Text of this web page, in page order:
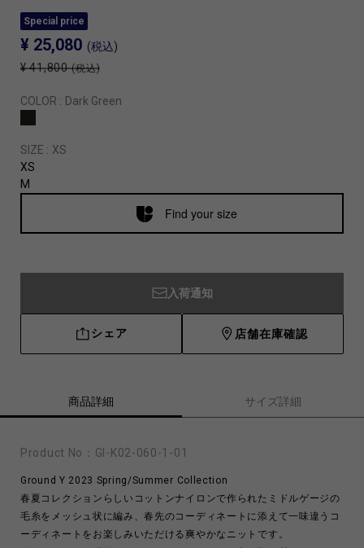
Special price
¥ 25,080 (税込)
¥ 41,800 (税込)
COLOR : Dark Green
SIZE : XS
XS
M
Find your size
入荷通知
シェア 店舗在庫確認
商品詳細 サイズ詳細
Product No： GI-K02-060-1-01
Ground Y 2023 Spring/Summer Collection
春夏コレクションらしいコットンナイロンで作られたミドルゲージの
毛糸をメッシュ状に編み、春先のコーディネートに添えて一味違うコ
ーディネートをお楽しみいただける爽やかなニットです。